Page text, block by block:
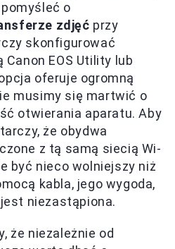
o
zdjęć przy
skonfigurować
Canon EOS Utility lub
oferuje ogromną
musimy się martwić o
otwierania aparatu. Aby
że obydwa
z tą samą siecią Wi-
być nieco wolniejszy niż
kabla, jego wygoda,
niezastąpiona.
że niezależnie od